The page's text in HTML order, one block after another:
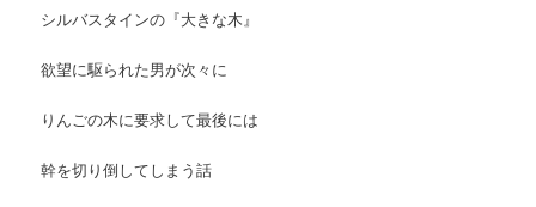
シルバスタインの『大きな木』
欲望に駆られた男が次々に
りんごの木に要求して最後には
幹を切り倒してしまう話